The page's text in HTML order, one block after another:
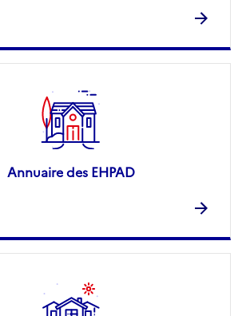
Annuaire des EHPAD